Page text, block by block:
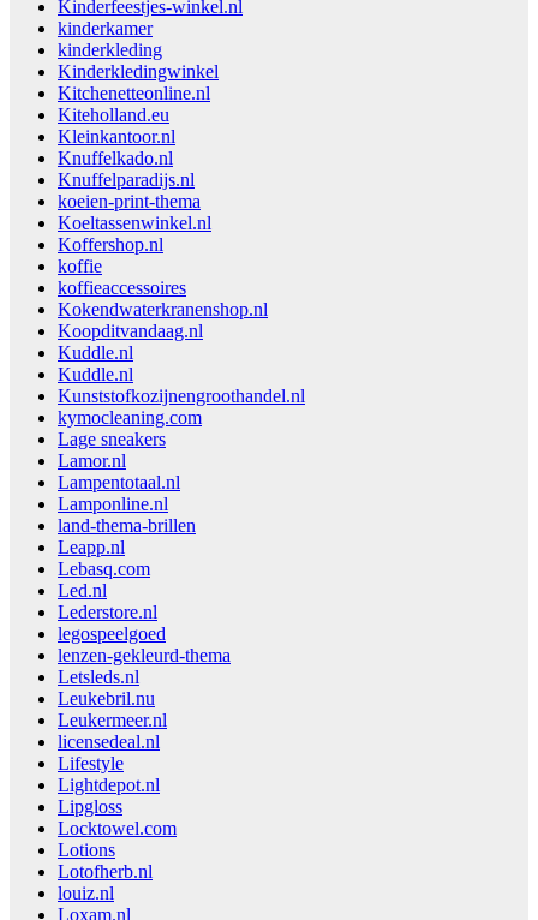
Kinderfeestjes-winkel.nl
kinderkamer
kinderkleding
Kinderkledingwinkel
Kitchenetteonline.nl
Kiteholland.eu
Kleinkantoor.nl
Knuffelkado.nl
Knuffelparadijs.nl
koeien-print-thema
Koeltassenwinkel.nl
Koffershop.nl
koffie
koffieaccessoires
Kokendwaterkranenshop.nl
Koopditvandaag.nl
Kuddle.nl
Kuddle.nl
Kunststofkozijnengroothandel.nl
kymocleaning.com
Lage sneakers
Lamor.nl
Lampentotaal.nl
Lamponline.nl
land-thema-brillen
Leapp.nl
Lebasq.com
Led.nl
Lederstore.nl
legospeelgoed
lenzen-gekleurd-thema
Letsleds.nl
Leukebril.nu
Leukermeer.nl
licensedeal.nl
Lifestyle
Lightdepot.nl
Lipgloss
Locktowel.com
Lotions
Lotofherb.nl
louiz.nl
Loxam.nl